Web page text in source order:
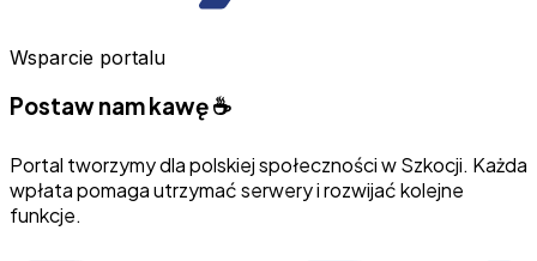
Wsparcie portalu
Postaw nam kawę ☕
Portal tworzymy dla polskiej społeczności w Szkocji. Każda
wpłata pomaga utrzymać serwery i rozwijać kolejne
funkcje.